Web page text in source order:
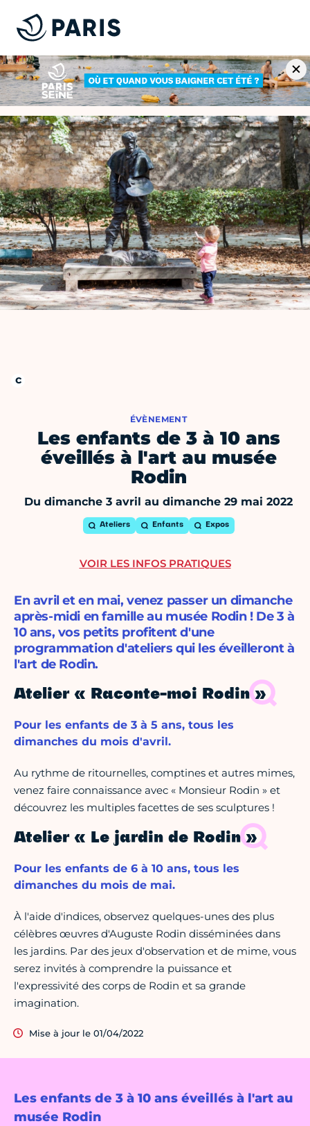
ÉVÈNEMENT
Les enfants de 3 à 10 ans
éveillés à l'art au musée
Rodin
Du dimanche 3 avril au dimanche 29 mai 2022
Ateliers Enfants Expos
Les enfants de 3 à 10 ans éveillés à l'art au
musée Rodin
En avril et en mai, venez passer un dimanche
après-midi en famille au musée Rodin ! De 3 à
10 ans, vos petits profitent d'une
programmation d'ateliers qui les éveilleront à
l'art de Rodin.
Atelier « Raconte-moi Rodin »
Pour les enfants de 3 à 5 ans, tous les
dimanches du mois d'avril.
Au rythme de ritournelles, comptines et autres mimes,
venez faire connaissance avec « Monsieur Rodin » et
découvrez les multiples facettes de ses sculptures !
Atelier « Le jardin de Rodin »
Pour les enfants de 6 à 10 ans, tous les
dimanches du mois de mai.
À l'aide d'indices, observez quelques-unes des plus
célèbres œuvres d'Auguste Rodin disséminées dans
les jardins. Par des jeux d'observation et de mime, vous
serez invités à comprendre la puissance et
l'expressivité des corps de Rodin et sa grande
imagination.
Mise à jour le 01/04/2022
VOIR LES INFOS PRATIQUES